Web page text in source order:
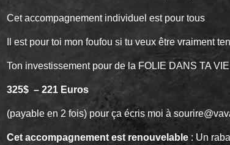
Cet accompagnement individuel est pour tous
Il est pour toi mon foufou si tu veux être vraiment
Ton investissement pour de la FOLIE DANS TA VIE
325$ – 221 Euros
(payable en 2 fois) pour ça écris moi à
Cet accompagnement est renouvelable: Un